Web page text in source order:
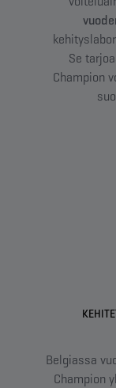
Se
Champion
Belgiassa
Champion